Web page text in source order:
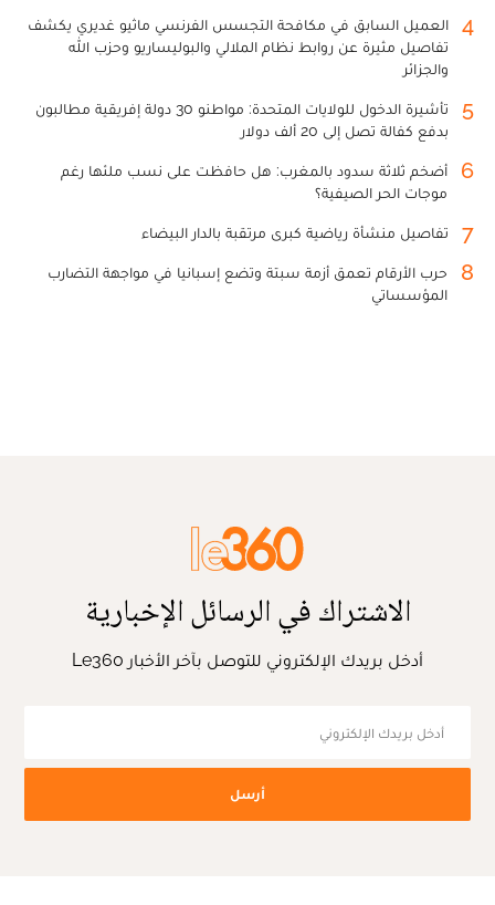
4
العميل السابق في مكافحة التجسس الفرنسي ماثيو غديري يكشف
تفاصيل مثيرة عن روابط نظام الملالي والبوليساريو وحزب الله
والجزائر
5
تأشيرة الدخول للولايات المتحدة: مواطنو 30 دولة إفريقية مطالبون
بدفع كفالة تصل إلى 20 ألف دولار
6
أضخم ثلاثة سدود بالمغرب: هل حافظت على نسب ملئها رغم
موجات الحر الصيفية؟
7 تفاصيل منشأة رياضية كبرى مرتقبة بالدار البيضاء
8
حرب الأرقام تعمق أزمة سبتة وتضع إسبانيا في مواجهة التضارب
المؤسساتي
الاشتراك في الرسائل الإخبارية
أدخل بريدك الإلكتروني للتوصل بآخر الأخبار Le360
أرسل